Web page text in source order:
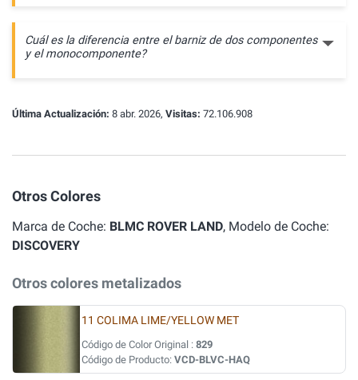
Cuál es la diferencia entre el barniz de dos componentes
y el monocomponente?
Última Actualización: 8 abr. 2026, Visitas: 72.106.908
Otros Colores
Marca de Coche: BLMC ROVER LAND, Modelo de Coche:
DISCOVERY
Otros colores metalizados
11 COLIMA LIME/YELLOW MET
Código de Color Original : 829
Código de Producto: VCD-BLVC-HAQ